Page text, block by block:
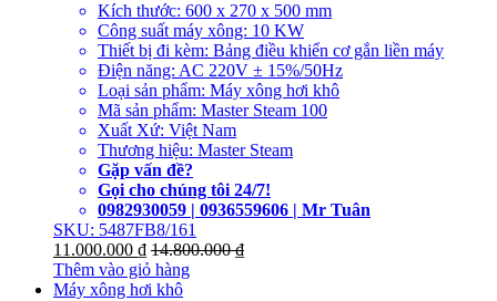
Kích thước: 600 x 270 x 500 mm
Công suất máy xông: 10 KW
Thiết bị đi kèm: Bảng điều khiển cơ gắn liền máy
Điện năng: AC 220V ± 15%/50Hz
Loại sản phẩm: Máy xông hơi khô
Mã sản phẩm: Master Steam 100
Xuất Xứ: Việt Nam
Thương hiệu: Master Steam
Gặp vấn đề?
Gọi cho chúng tôi 24/7!
0982930059 | 0936559606 | Mr Tuân
SKU: 5487FB8/161
11.000.000 ₫ 14.800.000₫
Thêm vào giỏ hàng
Máy xông hơi khô